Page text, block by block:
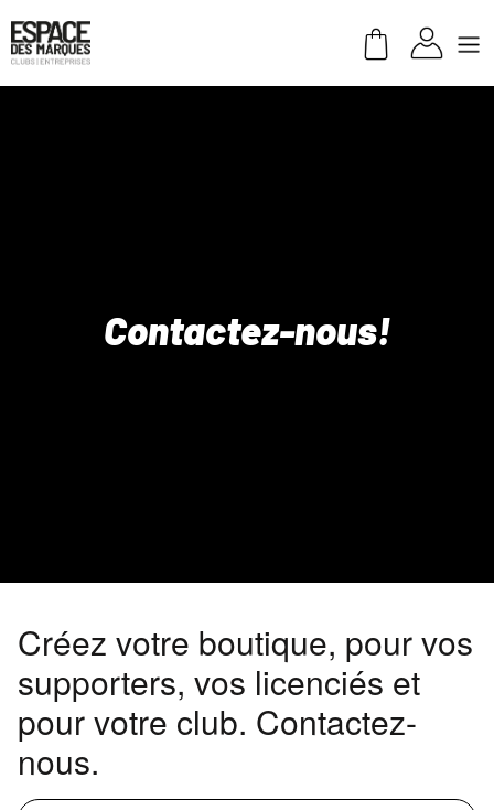
Contactez-nous!
Créez votre boutique, pour vos
supporters, vos licenciés et
pour votre club. Contactez-
nous.